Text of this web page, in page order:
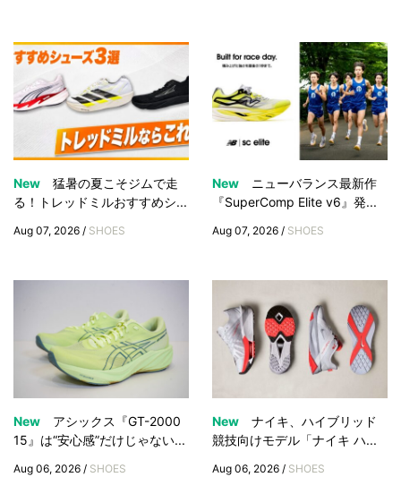
New
猛暑の夏こそジムで走
る！トレッドミルおすすめシ...
Aug 07, 2026 / SHOES
New
ニューバランス最新作
『SuperComp Elite v6』発...
Aug 07, 2026 / SHOES
New
アシックス『GT-2000
15』は“安心感”だけじゃない...
Aug 06, 2026 / SHOES
New
ナイキ、ハイブリッド
競技向けモデル「ナイキ ハ...
Aug 06, 2026 / SHOES